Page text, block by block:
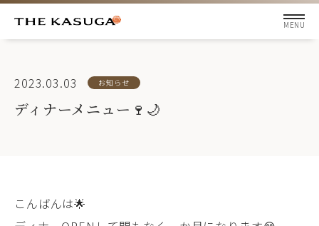
2023.03.03 お知らせ
ディナーメニュー🍷🌙
こんばんは🌟